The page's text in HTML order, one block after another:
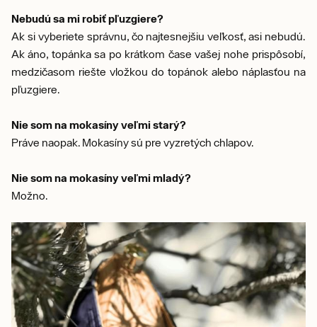
Nebudú sa mi robiť pľuzgiere?
Ak si vyberiete správnu, čo najtesnejšiu veľkosť, asi nebudú.
Ak áno, topánka sa po krátkom čase vašej nohe prispôsobí,
medzičasom riešte vložkou do topánok alebo náplasťou na
pľuzgiere.
Nie som na mokasíny veľmi starý?
Práve naopak. Mokasíny sú pre vyzretých chlapov.
Nie som na mokasíny veľmi mladý?
Možno.